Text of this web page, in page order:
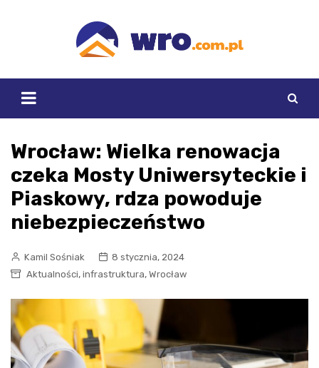
Wrocław: Wielka renowacja
czeka Mosty Uniwersyteckie i
Piaskowy, rdza powoduje
niebezpieczeństwo
Kamil Sośniak
8 stycznia, 2024
Aktualności, infrastruktura, Wrocław